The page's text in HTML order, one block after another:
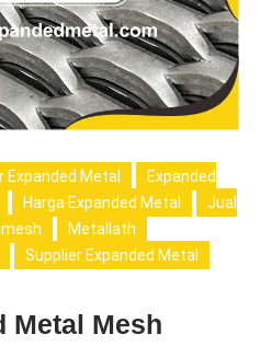
Expanded Metal
Expanded
Harga Expanded Metal
Jual
Metallath
Supplier Expanded Metal
Metal Mesh